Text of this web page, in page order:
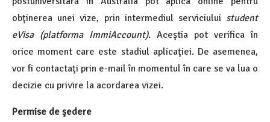
obţinerea unei vize, prin intermediul serviciului student
eVisa (platforma ImmiAccount). Aceştia pot verifica în
orice moment care este stadiul aplicaţiei. De asemenea,
vor fi contactaţi prin e-mail în momentul în care se va lua o
decizie cu privire la acordarea vizei.
Permise de şedere